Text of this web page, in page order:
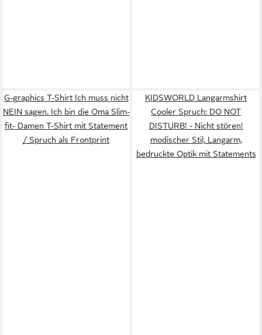
G-graphics T-Shirt Ich muss nicht
NEIN sagen. Ich bin die Oma Slim-
fit- Damen T-Shirt mit Statement
/ Spruch als Frontprint
KIDSWORLD Langarmshirt
Cooler Spruch: DO NOT
DISTURB! - Nicht stören!
modischer Stil, Langarm,
bedruckte Optik mit Statements